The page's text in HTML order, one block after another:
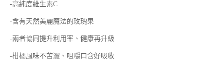
-高純度維生素C
-含有天然美麗魔法的玫瑰果
-兩者協同提升利用率、健康再升級
-柑橘風味不苦澀、咀嚼口含好吸收